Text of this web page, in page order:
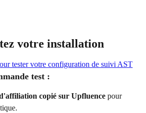
votre installation
tester votre configuration de suivi AST
test :
copié sur Upfluence pour